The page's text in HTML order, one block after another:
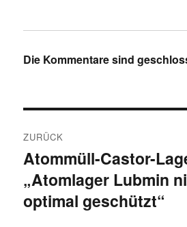
Die Kommentare sind
ZURÜCK
Vorheriger
Beitrag:
Atommüll-Castor-
„Atomlager Lubmin
optimal geschützt“